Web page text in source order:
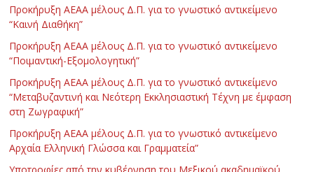
Προκήρυξη ΑΕΑΑ μέλους Δ.Π. για το γνωστικό αντικείμενο
“Καινή Διαθήκη”
Προκήρυξη ΑΕΑΑ μέλους Δ.Π. για το γνωστικό αντικείμενο
“Ποιμαντική-Εξομολογητική”
Προκήρυξη ΑΕΑΑ μέλους Δ.Π. για το γνωστικό αντικείμενο
“Μεταβυζαντινή και Νεότερη Εκκλησιαστική Τέχνη με έμφαση
στη Ζωγραφική”
Προκήρυξη ΑΕΑΑ μέλους Δ.Π. για το γνωστικό αντικείμενο
Αρχαία Ελληνική Γλώσσα και Γραμματεία”